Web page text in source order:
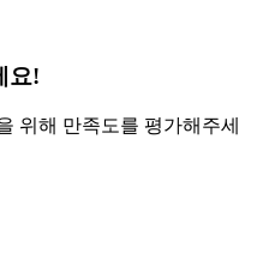
요!
위해 만족도를 평가해주세